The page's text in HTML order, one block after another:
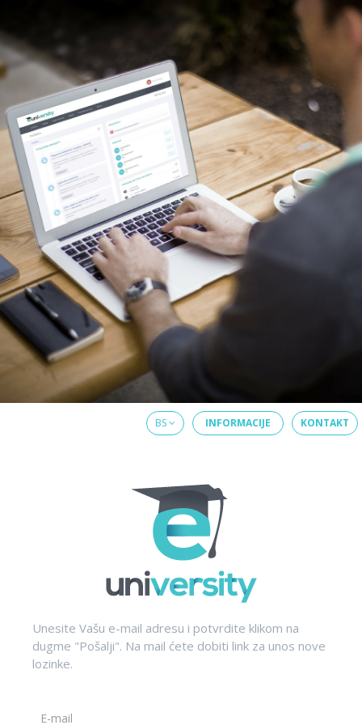
BS INFORMACIJE KONTAKT
Unesite Vašu e-mail adresu i potvrdite klikom na
dugme "Pošalji". Na mail ćete dobiti link za unos nove
lozinke.